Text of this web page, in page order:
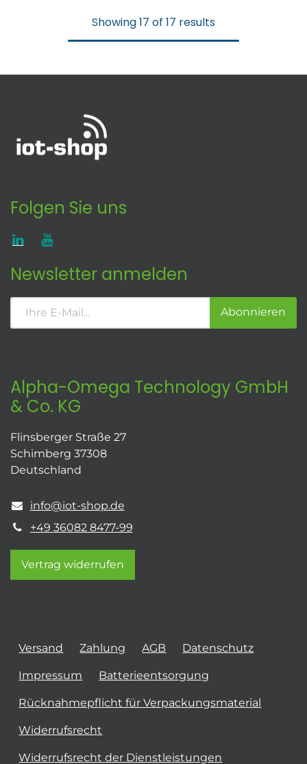
Showing 17 of 17 results
Folgen Sie uns
Newsletter anmelden
Abonnieren
Alpha-Omega Technology GmbH
& Co. KG
Flinsberger Straße 27
Schimberg 37308
Deutschland
info@iot-shop.de
+49 36082 8477-99
Vertrag widerrufen
Versand Zahlung AGB Datenschutz
Impressum Batterieentsorgung
Rücknahmepflicht für Verpackungsmaterial
Widerrufsrecht
Widerrufsrecht der Dienstleistungen